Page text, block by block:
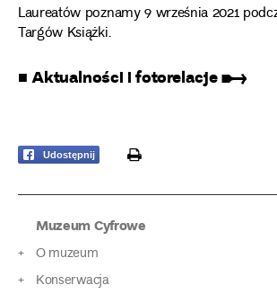
Laureatów poznamy 9 września 2021
Targów Książki.
■ Aktualności i fotorelacje ➸
Udostępnij print
Muzeum Cyfrowe
O muzeum
Konserwacja